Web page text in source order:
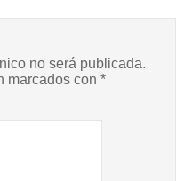
no será publicada.
marcados con *